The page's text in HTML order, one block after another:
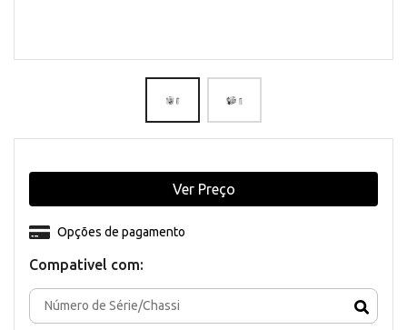
Compativel com:
Opções de pagamento
Ver Preço